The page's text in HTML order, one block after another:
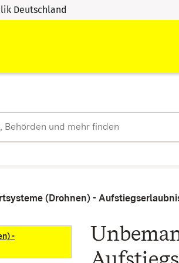
Deutschland
(Drohnen) -
-